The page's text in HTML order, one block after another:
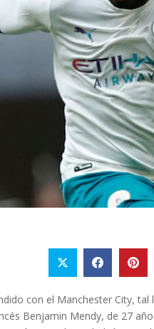
con el Manchester City,
Benjamin Mendy, de 27